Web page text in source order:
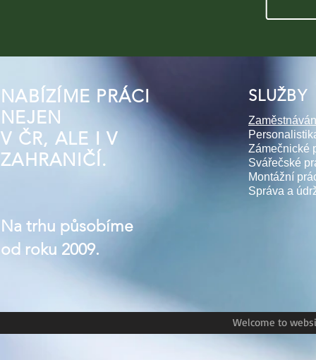
NABÍZÍME PRÁCI
NEJEN
V ČR, ALE I V
ZAHRANIČÍ.
Na trhu působíme
od roku 2009.
SLUŽBY
Zámečnické
Svářečské
Montážní
Správa a
Welcome to